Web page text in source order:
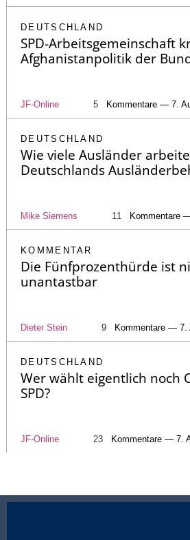
DEUTSCHLAND
SPD-Arbeitsgemeinschaft
Afghanistanpolitik der
JF-Online 5 Kommentare — 7.
DEUTSCHLAND
Wie viele Ausländer
Deutschlands
Mike Siemens 11 Kommentare
KOMMENTAR
Die Fünfprozenthürde ist
unantastbar
Dieter Stein 9 Kommentare — 7.
DEUTSCHLAND
Wer wählt eigentlich noch
SPD?
JF-Online 23 Kommentare — 7.